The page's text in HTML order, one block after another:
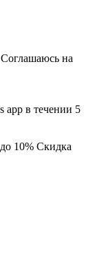
Соглашаюсь на
app в течении 5
10% Скидка